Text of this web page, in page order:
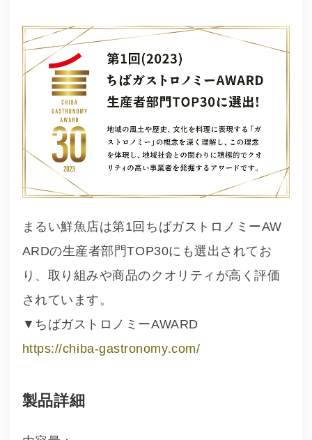
まるい鮮魚店は第1回ちばガストロノミーAW
ARDの生産者部門TOP30にも選出されてお
り、取り組みや商品のクオリティが高く評価
されています。
▼ちばガストロノミーAWARD
https://chiba-gastronomy.com/
製品詳細